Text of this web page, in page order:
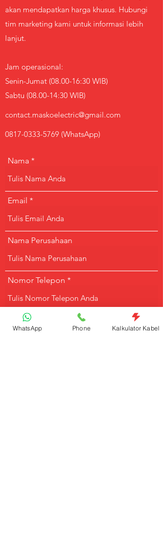
akan mendapatkan harga khusus. Hubungi
tim marketing kami untuk informasi lebih
lanjut.
Jam operasional:
Senin-Jumat (08.00-16:30 WIB)
Sabtu (08.00-14:30 WIB)
contact.maskoelectric@gmail.com
0817-0333-5769 (WhatsApp)
Nama
Email
Nama Perusahaan
Nomor Telepon
Kebutuhan Anda
WhatsApp Phone Kalkulator Kabel